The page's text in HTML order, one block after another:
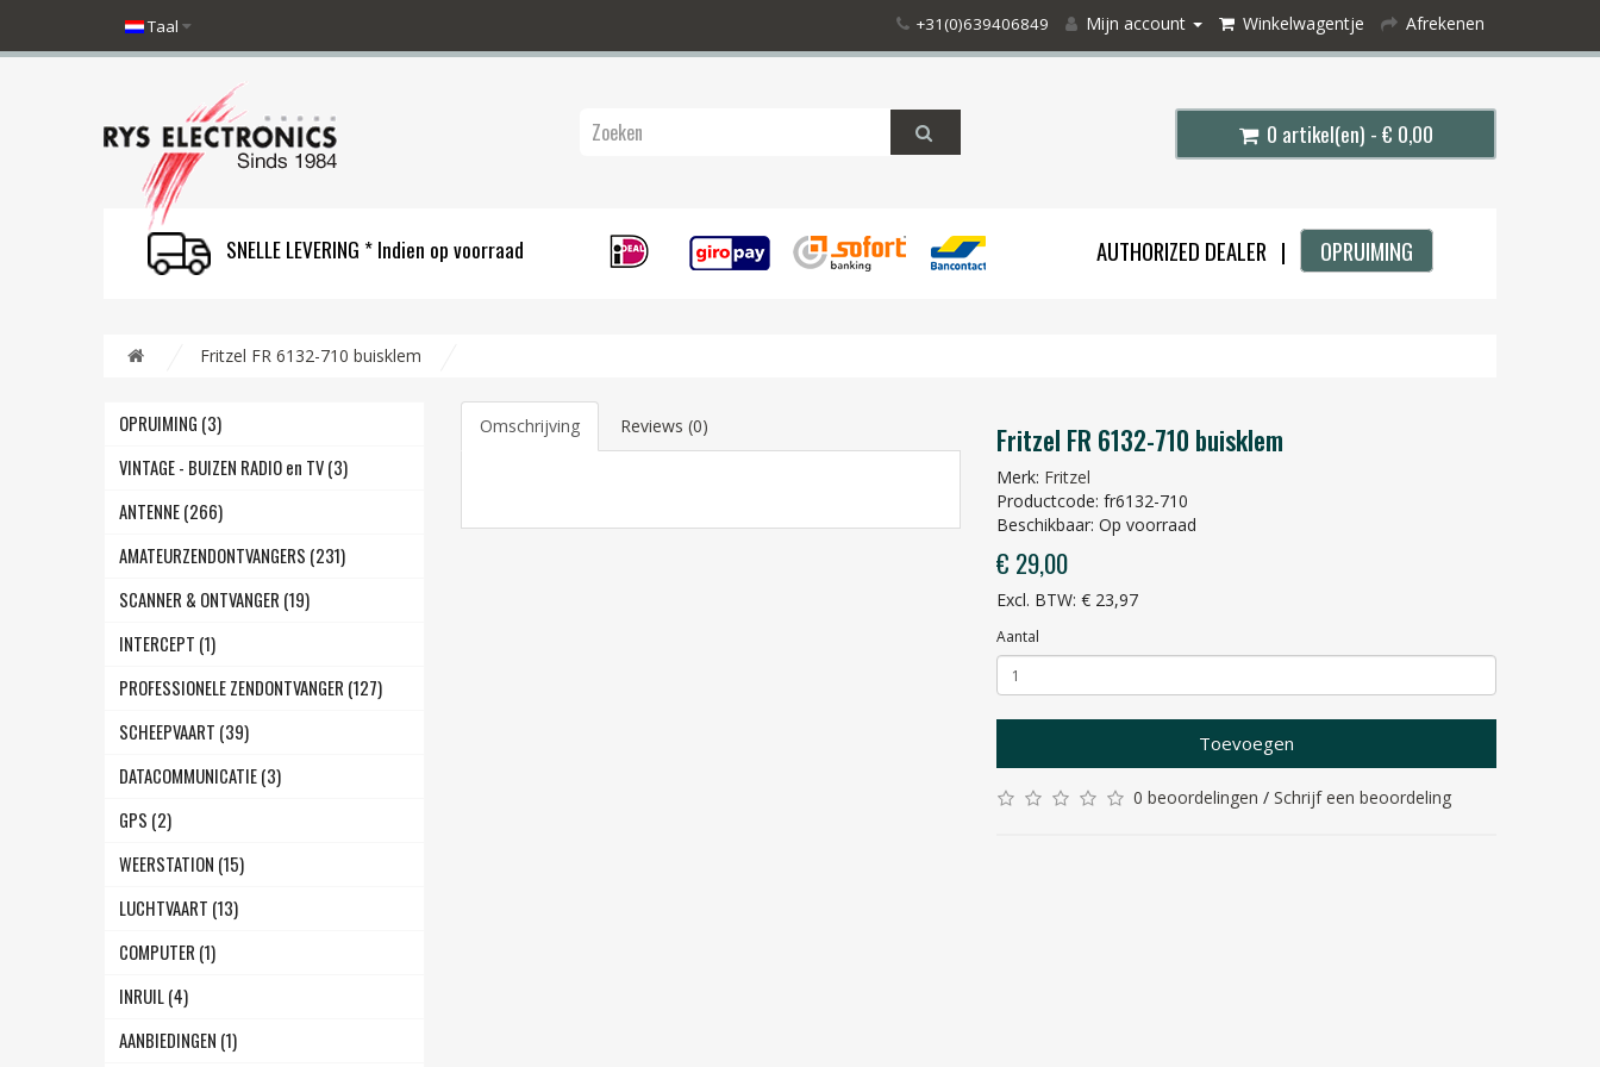
Taal +31(0)639406849 Mijn account Winkelwagentje Afrekenen
0 artikel(en) - € 0,00
SNELLE LEVERING * Indien op voorraad AUTHORIZED DEALER | OPRUIMING
Fritzel FR 6132-710 buisklem
OPRUIMING (3)
VINTAGE - BUIZEN RADIO en TV (3)
ANTENNE (266)
AMATEURZENDONTVANGERS (231)
SCANNER & ONTVANGER (19)
INTERCEPT (1)
PROFESSIONELE ZENDONTVANGER (127)
SCHEEPVAART (39)
DATACOMMUNICATIE (3)
GPS (2)
WEERSTATION (15)
LUCHTVAART (13)
COMPUTER (1)
INRUIL (4)
AANBIEDINGEN (1)
Omschrijving Reviews (0) Fritzel FR 6132-710 buisklem
Merk: Fritzel
Productcode: fr6132-710
Beschikbaar: Op voorraad
€ 29,00
Excl. BTW: € 23,97
Aantal
Toevoegen
0 beoordelingen / Schrijf een beoordeling